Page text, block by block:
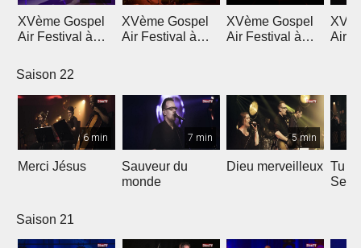
XVème Gospel
Air Festival à
XVème Gospel
Air Festival à
XVème Gospel
Air Festival à
Air
Saison 22
6 min
Merci Jésus
7 min
Sauveur du
monde
5 min
Dieu merveilleux Tu
Saison 21